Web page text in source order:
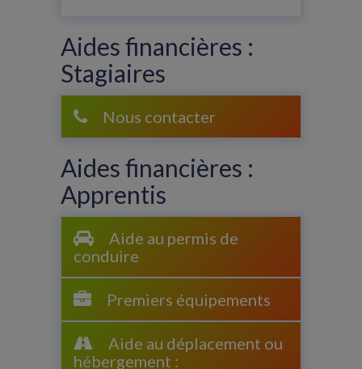
Aides financières :
Stagiaires
Nous contacter
Aides financières :
Apprentis
Aide au permis de
conduire
Premiers équipements
Aide au déplacement ou
hébergement :